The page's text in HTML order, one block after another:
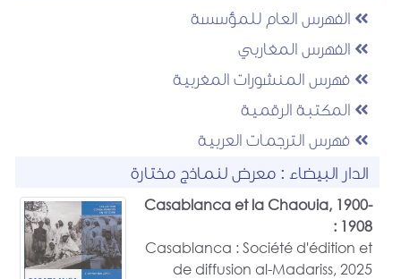
الفهرس العام للمؤسسة
الفهرس المغاربي
فهرس المنشورات المغربية
المكتبة الرقمية
فهرس الترجمات العربية
الدار البيضاء : معرض لنماذج مختارة
Casablanca et la Chaouia, 1900-
1908 :
Casablanca : Société d'édition et
de diffusion al-Madariss, 2025